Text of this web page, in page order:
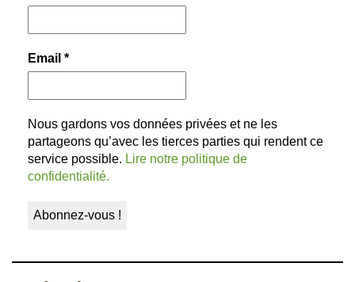
Email *
Nous gardons vos données privées et ne les
partageons qu’avec les tierces parties qui rendent ce
service possible. Lire notre politique de
confidentialité.